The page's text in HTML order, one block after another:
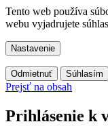
Tento web používa
webu vyjadrujete
Nastavenie
Odmietnuť Súhlasím
Prejsť na obsah
Prihlásenie k